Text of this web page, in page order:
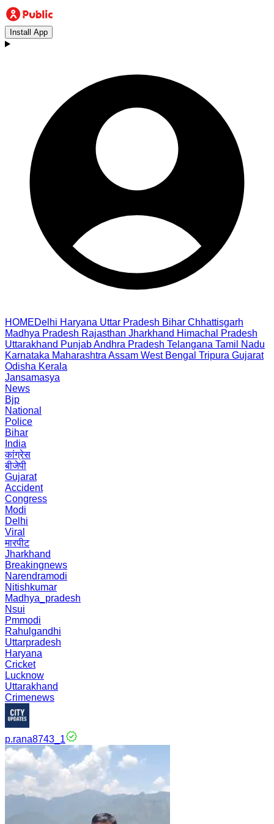
Install App
HOMEDelhi Haryana Uttar Pradesh Bihar Chhattisgarh
Madhya Pradesh Rajasthan Jharkhand Himachal Pradesh
Uttarakhand PunjabAndhra Pradesh Telangana Tamil Nadu
Karnataka Maharashtra Assam West Bengal Tripura Gujarat
Odisha Kerala
Jansamasya
News
Bjp
National
Police
Bihar
India
कांग्रेस
बीजेपी
Gujarat
Accident
Congress
Modi
Delhi
Viral
मारपीट
Jharkhand
Breakingnews
Narendramodi
Nitishkumar
Madhya_pradesh
Nsui
Pmmodi
Rahulgandhi
Uttarpradesh
Haryana
Cricket
Lucknow
Uttarakhand
Crimenews
p.rana8743_1